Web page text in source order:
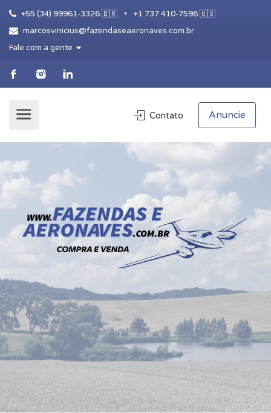
+55 (34) 99961-3326 🇧🇷 •
+1 737 410-7598 🇺🇸
marcosvinicius@fazendaseaeronaves.com.br
Fale com a gente
Contato Anuncie